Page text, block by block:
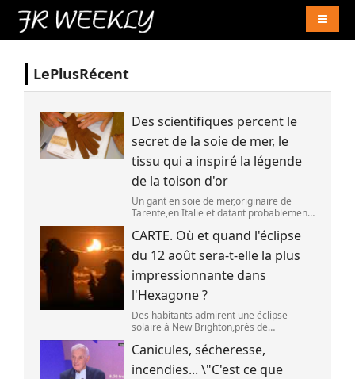
LePlusRécent
Des scientifiques percent le
secret de la soie de mer, le
tissu qui a inspiré la légende
de la toison d'or
Un gant en soie de mer,originaire de
Tarente,en Italie et datant probablement
JOHN HILL)
CARTE. Où et quand l'éclipse
du 12 août sera-t-elle la plus
impressionnante dans
l'Hexagone ?
Des habitants admirent une éclipse
solaire à New Brighton,près de
septembre 2025. (SANKA VIDANAGAMA )
Canicules, sécheresse,
incendies... \"C'est ce que